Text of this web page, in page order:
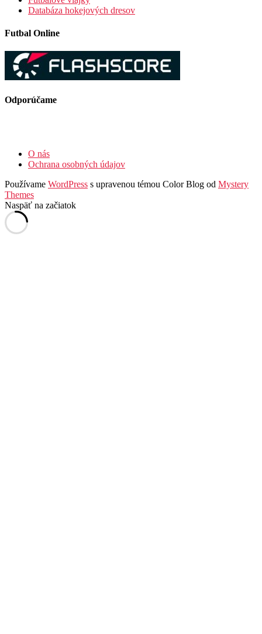
Databáza hokejových dresov
Futbal Online
Odporúčame
O nás
Ochrana osobných údajov
Používame WordPress s upravenou témou Color Blog od Mystery
Themes
Naspäť na začiatok